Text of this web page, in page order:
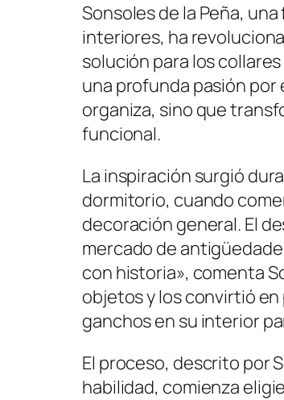
Sonsoles de la Peña,
interiores, ha
solución para los
una profunda pasión por
organiza, sino que
funcional.
La inspiración surgió
dormitorio, cuando
decoración general. El
mercado de
con historia», comenta
objetos y los convirtió
ganchos en su interior
El proceso, descrito por
habilidad, comienza